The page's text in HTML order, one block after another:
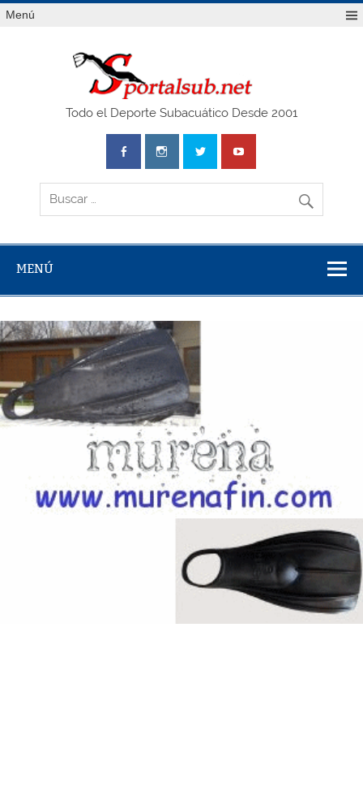
Saltar
alMenú
Todo el Deporte Subacuático Desde 2001
MENÚ